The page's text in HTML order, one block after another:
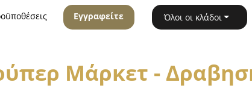
Εγγραφείτε Όλοι οι κλάδοι
Μάρκετ -